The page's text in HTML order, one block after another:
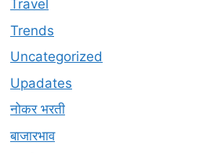
Travel
Trends
Uncategorized
Upadates
नोकर भरती
बाजारभाव